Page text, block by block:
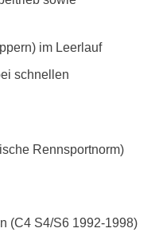
im Leerlauf
schnellen
Rennsportnorm)
(C4 S4/S6 1992-1998)